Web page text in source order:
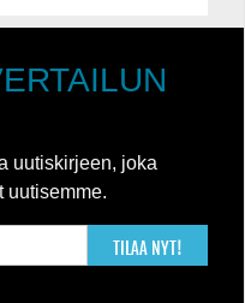
uutiskirjeen, joka
uutisemme.
TILAA NYT!